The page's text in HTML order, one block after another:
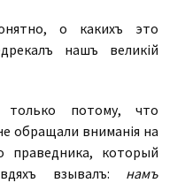
о какихъ это
нашъ великій
потому, что
обращали вниманія на
праведника, который
взывалъ: намъ